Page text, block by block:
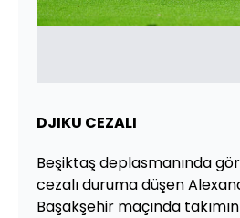
DJIKU CEZALI
Beşiktaş deplasmanında
cezalı duruma düşen
Başakşehir maçında